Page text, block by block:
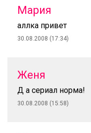
Мария
аллка привет
30.08.2008 (17:34)
Женя
Д а сериал норма!
30.08.2008 (15:58)